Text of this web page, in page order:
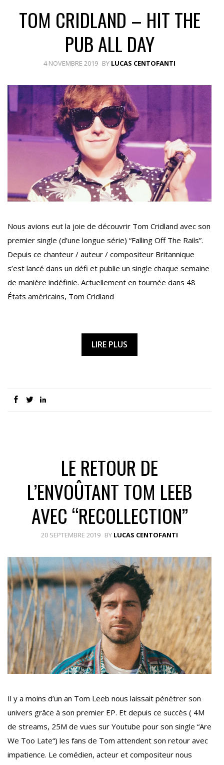
TOM CRIDLAND – HIT THE
PUB ALL DAY
4 NOVEMBRE 2019 BY LUCAS CENTOFANTI
Nous avions eut la joie de découvrir Tom Cridland avec son
premier single (d’une longue série) “Falling Off The Rails”.
Depuis ce chanteur / auteur / compositeur Britannique
s’est lancé dans un défi et publie un single chaque semaine
de manière indéfinie. Actuellement en tournée dans 48
États américains, Tom Cridland
LIRE PLUS
LE RETOUR DE
L’ENVOÛTANT TOM LEEB
AVEC “RECOLLECTION”
20 SEPTEMBRE 2019 BY LUCAS CENTOFANTI
Il y a moins d’un an Tom Leeb nous laissait pénétrer son
univers grâce à son premier EP. Et depuis ce succès ( 4M
de streams, 25M de vues sur Youtube pour son single “Are
We Too Late“) les fans de Tom attendent son retour avec
impatience. Le comédien, acteur et compositeur nous